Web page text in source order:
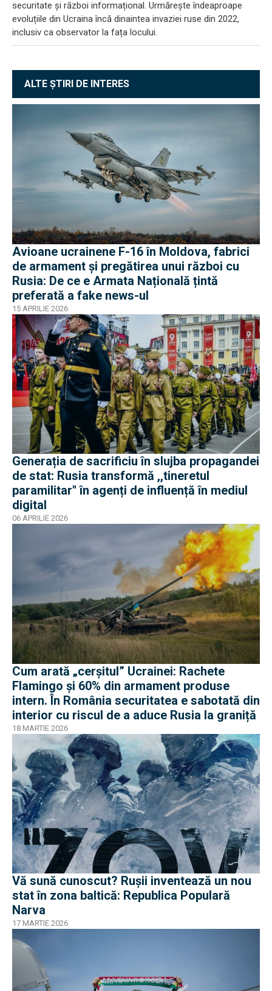
securitate și război informațional. Urmărește îndeaproape
evoluțiile din Ucraina încă dinaintea invaziei ruse din 2022,
inclusiv ca observator la fața locului.
ALTE ȘTIRI DE INTERES
Avioane ucrainene F-16 în Moldova, fabrici
de armament și pregătirea unui război cu
Rusia: De ce e Armata Națională țintă
preferată a fake news-ul
15 APRILIE 2026
Generația de sacrificiu în slujba propagandei
de stat: Rusia transformă ,,tineretul
paramilitar'' în agenți de influență în mediul
digital
06 APRILIE 2026
Cum arată „cerșitul” Ucrainei: Rachete
Flamingo și 60% din armament produse
intern. În România securitatea e sabotată din
interior cu riscul de a aduce Rusia la graniță
18 MARTIE 2026
Vă sună cunoscut? Rușii inventează un nou
stat în zona baltică: Republica Populară
Narva
17 MARTIE 2026